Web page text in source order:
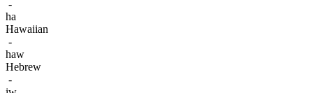
-
ha
Hawaiian
-
haw
Hebrew
-